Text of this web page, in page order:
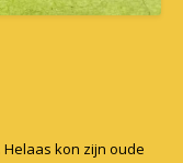
kon zijn oude